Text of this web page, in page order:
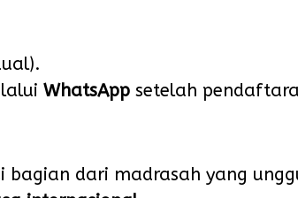
WhatsApp setelah
bagian dari madrasah yang